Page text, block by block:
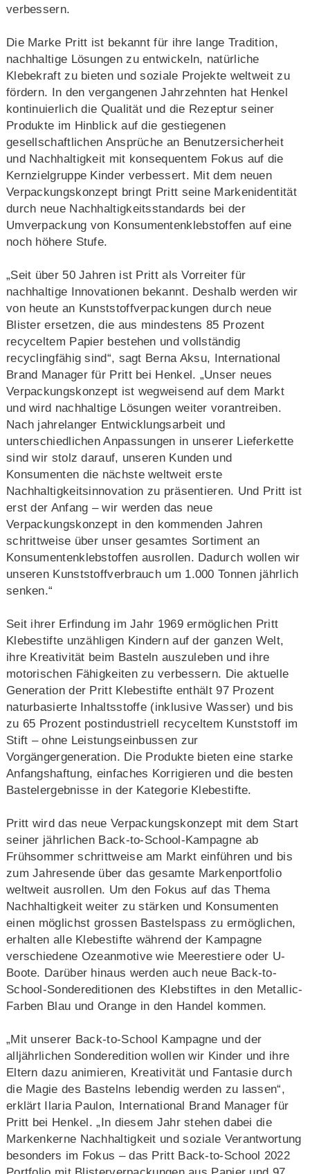
verbessern.
Die Marke Pritt ist bekannt für ihre lange Tradition,
nachhaltige Lösungen zu entwickeln, natürliche
Klebekraft zu bieten und soziale Projekte weltweit zu
fördern. In den vergangenen Jahrzehnten hat Henkel
kontinuierlich die Qualität und die Rezeptur seiner
Produkte im Hinblick auf die gestiegenen
gesellschaftlichen Ansprüche an Benutzersicherheit
und Nachhaltigkeit mit konsequentem Fokus auf die
Kernzielgruppe Kinder verbessert. Mit dem neuen
Verpackungskonzept bringt Pritt seine Markenidentität
durch neue Nachhaltigkeitsstandards bei der
Umverpackung von Konsumentenklebstoffen auf eine
noch höhere Stufe.
„Seit über 50 Jahren ist Pritt als Vorreiter für
nachhaltige Innovationen bekannt. Deshalb werden wir
von heute an Kunststoffverpackungen durch neue
Blister ersetzen, die aus mindestens 85 Prozent
recyceltem Papier bestehen und vollständig
recyclingfähig sind“, sagt Berna Aksu, International
Brand Manager für Pritt bei Henkel. „Unser neues
Verpackungskonzept ist wegweisend auf dem Markt
und wird nachhaltige Lösungen weiter vorantreiben.
Nach jahrelanger Entwicklungsarbeit und
unterschiedlichen Anpassungen in unserer Lieferkette
sind wir stolz darauf, unseren Kunden und
Konsumenten die nächste weltweit erste
Nachhaltigkeitsinnovation zu präsentieren. Und Pritt ist
erst der Anfang – wir werden das neue
Verpackungskonzept in den kommenden Jahren
schrittweise über unser gesamtes Sortiment an
Konsumentenklebstoffen ausrollen. Dadurch wollen wir
unseren Kunststoffverbrauch um 1.000 Tonnen jährlich
senken.“
Seit ihrer Erfindung im Jahr 1969 ermöglichen Pritt
Klebestifte unzähligen Kindern auf der ganzen Welt,
ihre Kreativität beim Basteln auszuleben und ihre
motorischen Fähigkeiten zu verbessern. Die aktuelle
Generation der Pritt Klebestifte enthält 97 Prozent
naturbasierte Inhaltsstoffe (inklusive Wasser) und bis
zu 65 Prozent postindustriell recyceltem Kunststoff im
Stift – ohne Leistungseinbussen zur
Vorgängergeneration. Die Produkte bieten eine starke
Anfangshaftung, einfaches Korrigieren und die besten
Bastelergebnisse in der Kategorie Klebestifte.
Pritt wird das neue Verpackungskonzept mit dem Start
seiner jährlichen Back-to-School-Kampagne ab
Frühsommer schrittweise am Markt einführen und bis
zum Jahresende über das gesamte Markenportfolio
weltweit ausrollen. Um den Fokus auf das Thema
Nachhaltigkeit weiter zu stärken und Konsumenten
einen möglichst grossen Bastelspass zu ermöglichen,
erhalten alle Klebestifte während der Kampagne
verschiedene Ozeanmotive wie Meerestiere oder U-
Boote. Darüber hinaus werden auch neue Back-to-
School-Sondereditionen des Klebstiftes in den Metallic-
Farben Blau und Orange in den Handel kommen.
„Mit unserer Back-to-School Kampagne und der
alljährlichen Sonderedition wollen wir Kinder und ihre
Eltern dazu animieren, Kreativität und Fantasie durch
die Magie des Bastelns lebendig werden zu lassen“,
erklärt Ilaria Paulon, International Brand Manager für
Pritt bei Henkel. „In diesem Jahr stehen dabei die
Markenkerne Nachhaltigkeit und soziale Verantwortung
besonders im Fokus – das Pritt Back-to-School 2022